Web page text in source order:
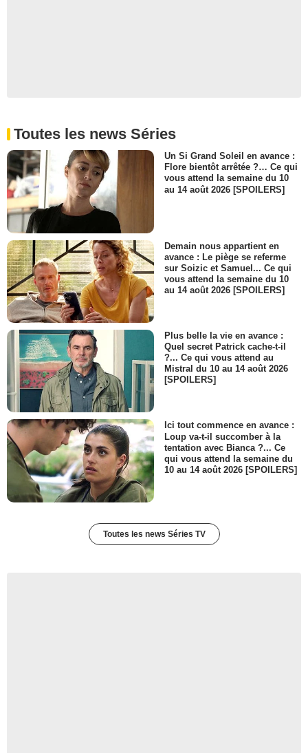
Toutes les news Séries
Un Si Grand Soleil en avance :
Flore bientôt arrêtée ?… Ce qui
vous attend la semaine du 10
au 14 août 2026 [SPOILERS]
Demain nous appartient en
avance : Le piège se referme
sur Soizic et Samuel... Ce qui
vous attend la semaine du 10
au 14 août 2026 [SPOILERS]
Plus belle la vie en avance :
Quel secret Patrick cache-t-il
?... Ce qui vous attend au
Mistral du 10 au 14 août 2026
[SPOILERS]
Ici tout commence en avance :
Loup va-t-il succomber à la
tentation avec Bianca ?... Ce
qui vous attend la semaine du
10 au 14 août 2026 [SPOILERS]
Toutes les news Séries TV